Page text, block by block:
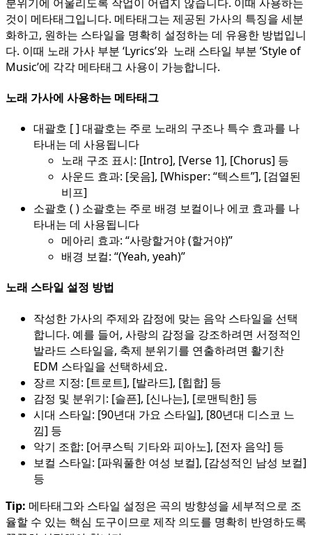
것이 메타태그입니다. 메타태그는 제공된 가사의 특징을 세분
화하고, 원하는 스타일을 명확히 설정하는 데 유용한 방법입니
다. 이때 노래 가사 부분 ‘Lyrics’와 노래 스타일 부분 ‘Style of
Music’에 각각 메타태그 사용이 가능합니다.
노래 가사에 사용하는 메타태그
대괄호 [ ] 대괄호는 주로 노래의 구조나 특수 효과를 나
타내는 데 사용됩니다
노래 구조 표시: [Intro], [Verse 1], [Chorus] 등
사운드 효과: [웃음], [Whisper: “텍스트”], [검열된
비프]
소괄호 ( ) 소괄호는 주로 배경 보컬이나 에코 효과를 나
타내는 데 사용됩니다
메아리 효과: “사랑할거야 (할거야)”
배경 보컬: “(Yeah, yeah)”
노래 스타일 설정 방법
작성한 가사의 주제와 감정에 맞는 음악 스타일을 선택
합니다. 예를 들어, 사랑의 감정을 강조하려면 서정적인
발라드 스타일을, 축제 분위기를 연출하려면 활기찬
EDM 스타일을 선택하세요.
장르 지정: [트로트], [발라드], [힙합] 등
감정 및 분위기: [슬픈], [신나는], [로맨틱한] 등
시대 스타일: [90년대 가요 스타일], [80년대 디스코 느
낌] 등
악기 조합: [어쿠스틱 기타와 피아노], [전자 음악] 등
보컬 스타일: [파워풀한 여성 보컬], [감성적인 남성 보컬]
등
Tip: 메타태그와 스타일 설정은 곡의 방향성을 세부적으로 조
율할 수 있는 핵심 도구이므로 제작 의도를 명확히 반영하도록